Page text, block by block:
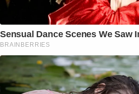
Sensual Dance Scenes We Saw
BRAINBERRIES